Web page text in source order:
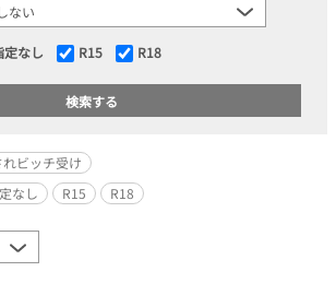
定なし R15 R18
ビッチ受け
なし R15 R18